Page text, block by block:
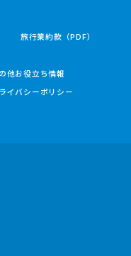
旅行業約款（PDF）
他お役立ち情報
イバシーポリシー